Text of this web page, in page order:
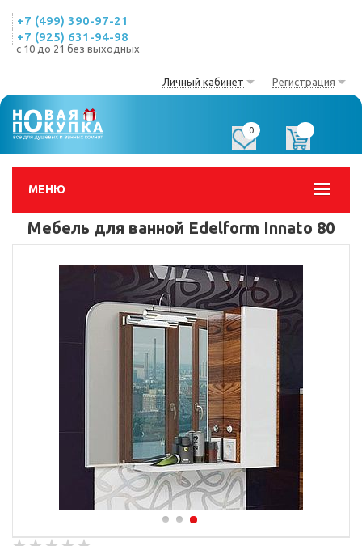
+7 (499) 390-97-21
+7 (925) 631-94-98
с 10 до 21 без выходных
Личный кабинет Регистрация
МЕНЮ
0
Мебель для ванной Edelform Innato 80